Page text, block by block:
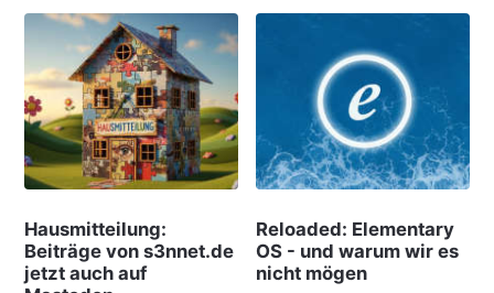
Hausmitteilung:
Beiträge von s3nnet.de
jetzt auch auf
Reloaded: Elementary
OS - und warum wir es
nicht mögen